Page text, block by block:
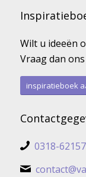
Wilt u ideeën
Vraag dan
inspiratieboek
0318-